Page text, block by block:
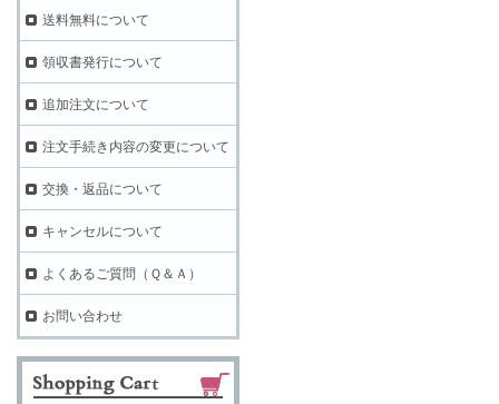
送料無料について
領収書発行について
追加注文について
注文手続き内容の変更について
交換・返品について
キャンセルについて
よくあるご質問（Ｑ＆Ａ）
お問い合わせ